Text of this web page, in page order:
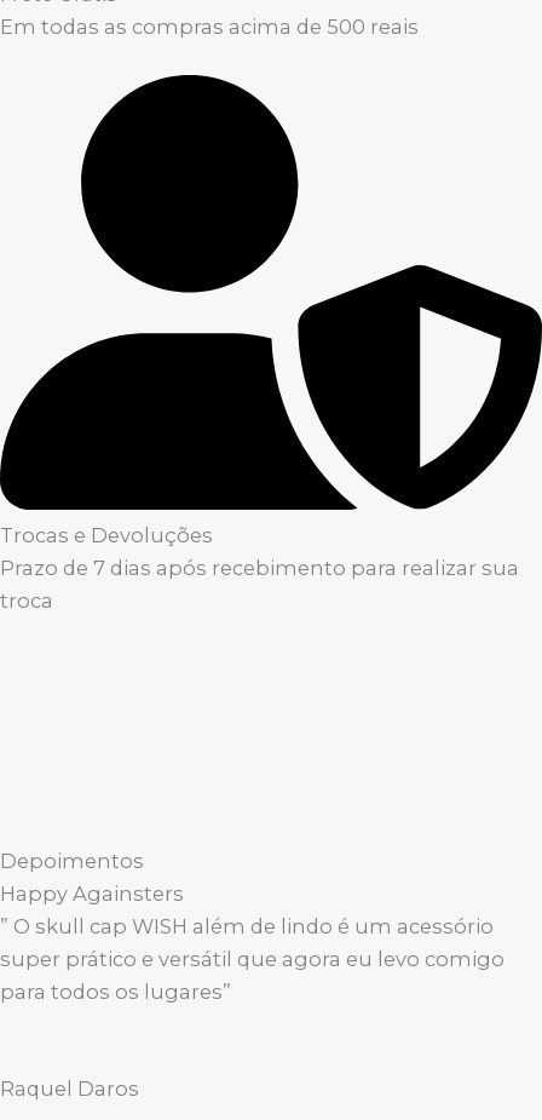
Em todas as compras acima de 500 reais
Trocas e Devoluções
Prazo de 7 dias após recebimento para realizar sua
troca
Depoimentos
Happy Againsters
” O skull cap WISH além de lindo é um acessório
super prático e versátil que agora eu levo comigo
para todos os lugares”
Raquel Daros